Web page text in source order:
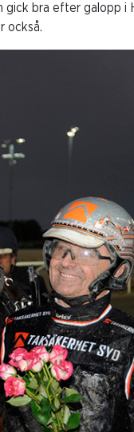
bra efter galopp i
också.